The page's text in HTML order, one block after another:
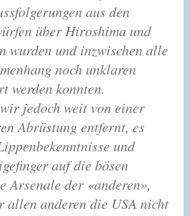
aus den
über Hiroshima und
wurden und inzwischen alle
noch unklaren
werden konnten.
jedoch weit von einer
Abrüstung entfernt, es
und
auf die bösen
Arsenale der «anderen»,
allen anderen die USA nicht